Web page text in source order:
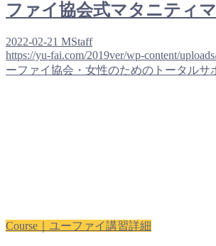
ファイ協会式マタニティ
2022-02-21 MStaff
https://yu-fai.com/2019ver/wp-content/
ーファイ協会・女性のためのトータルサ
Course｜ユーファイ講習詳細